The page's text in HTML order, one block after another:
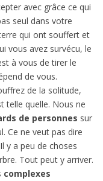
avec grâce ce qui
seul dans votre
qui ont souffert et
vous avez survécu, le
à vous de tirer le
de vous.
de la solitude,
telle quelle. Nous ne
de personnes sur
Ce ne veut pas dire
y a peu de choses
Tout peut y arriver.
complexes